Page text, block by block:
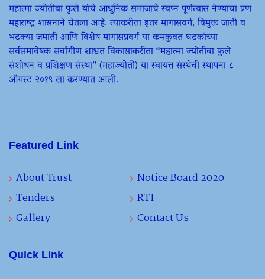
महात्मा ज्योतीबा फुले यांचे आधुनिक समाजाचे स्वप्न पूर्णत्वास नेण्याचा प्रण
महाराष्ट्र शासनाने घेतला आहे. त्याकरीता इतर मागासवर्ग, विमुक्त जाती व
भटक्या जमाती आणि विशेष मागासप्रवर्ग या कमकुवत घटकांच्या
सर्वसमावेषक सर्वांगीण शाश्वत विकासाकरीता “महात्मा ज्योतीबा फुले
संशोधन व प्रशिक्षण संस्था” (महाज्योती) या स्वायत्त संस्थेची स्थापना ८
ऑगस्ट २०१९ ला करण्यात आली.
Featured Link
About Trust
Notice Board 2020
Tenders
RTI
Gallery
Contact Us
Quick Link